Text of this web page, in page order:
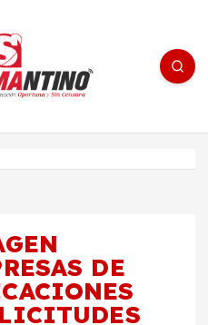
- medios/noticias/editorial
DE